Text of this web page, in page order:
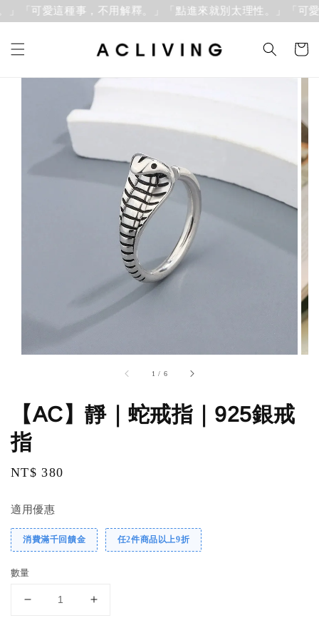
「可愛這種事，不用解釋。」 「點進來就別太理性。」「可愛
1 / 6
【AC】靜｜蛇戒指｜925銀戒
指
Regular
NT$ 380
適用優惠
消費滿千回饋金 任2件商品以上9折
數量